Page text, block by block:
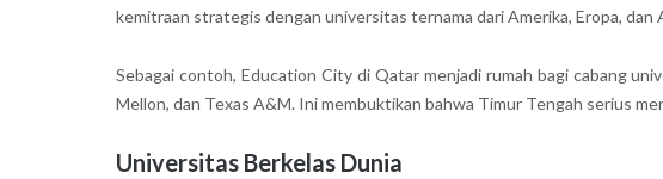
kemitraan strategis dengan universitas ternama dari Amerika, Eropa, dan
Sebagai contoh, Education City di Qatar menjadi rumah bagi cabang
Mellon, dan Texas A&M. Ini membuktikan bahwa Timur Tengah serius
Universitas Berkelas Dunia